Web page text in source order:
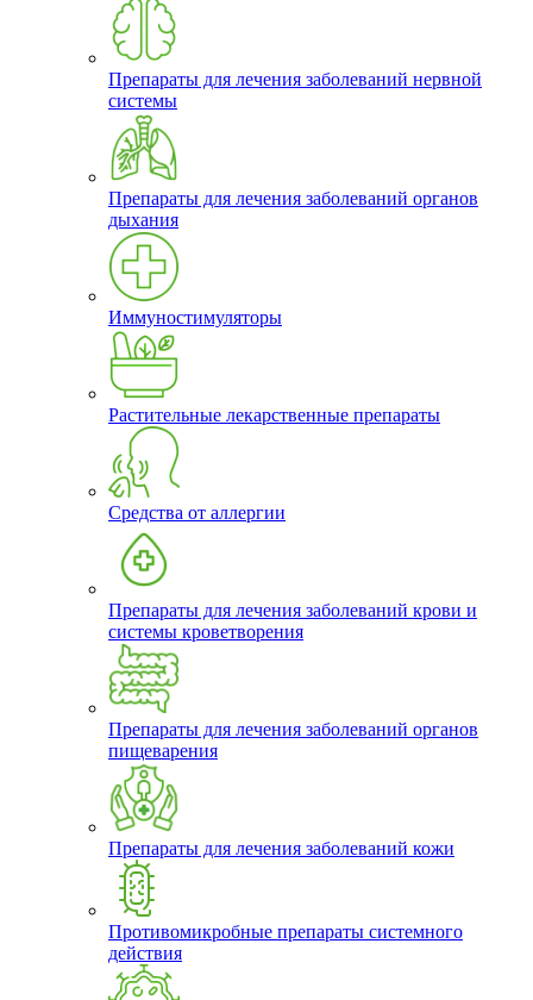
Препараты для лечения заболеваний нервной
системы
Препараты для лечения заболеваний органов
дыхания
Иммуностимуляторы
Растительные лекарственные препараты
Средства от аллергии
Препараты для лечения заболеваний крови и
системы кроветворения
Препараты для лечения заболеваний органов
пищеварения
Препараты для лечения заболеваний кожи
Противомикробные препараты системного
действия